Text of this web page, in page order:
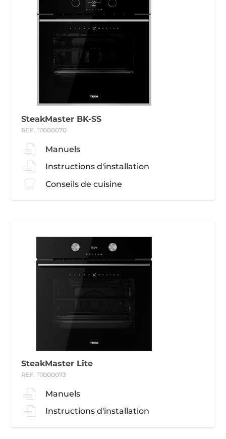
SteakMaster BK-SS
REF. 111000070
Manuels
Instructions d'installation
Conseils de cuisine
SteakMaster Lite
REF. 111000073
Manuels
Instructions d'installation